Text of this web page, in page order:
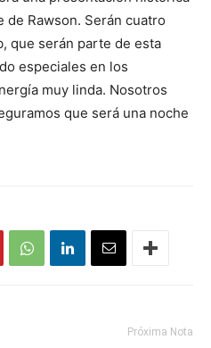
Rawson. Serán cuatro
que serán parte de esta
especiales en los
muy linda. Nosotros
que será una noche
Próxima Nota